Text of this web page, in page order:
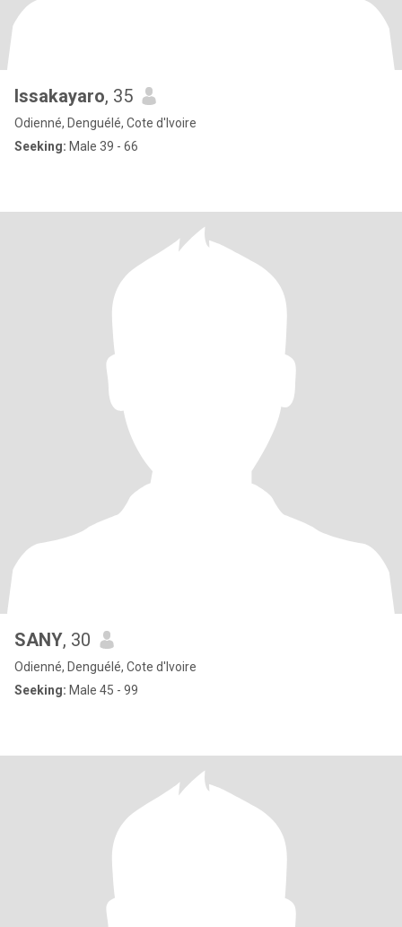
Issakayaro, 35
Odienné, Denguélé, Cote d'Ivoire
Seeking: Male 39 - 66
SANY, 30
Odienné, Denguélé, Cote d'Ivoire
Seeking: Male 45 - 99